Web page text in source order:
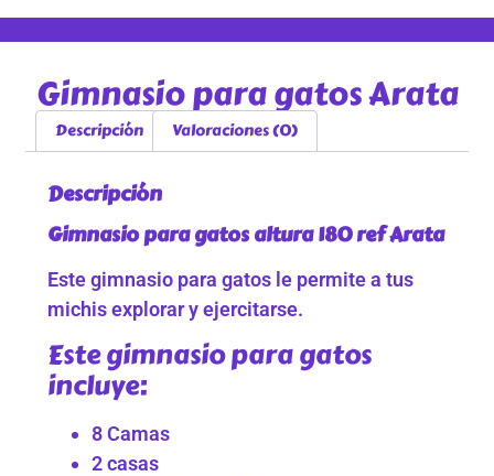
Gimnasio para gatos Arata
Descripción Valoraciones (0)
Descripción
Gimnasio para gatos altura 180 ref Arata
Este gimnasio para gatos le permite a tus
michis explorar y ejercitarse.
Este gimnasio para gatos
incluye:
8 Camas
2 casas